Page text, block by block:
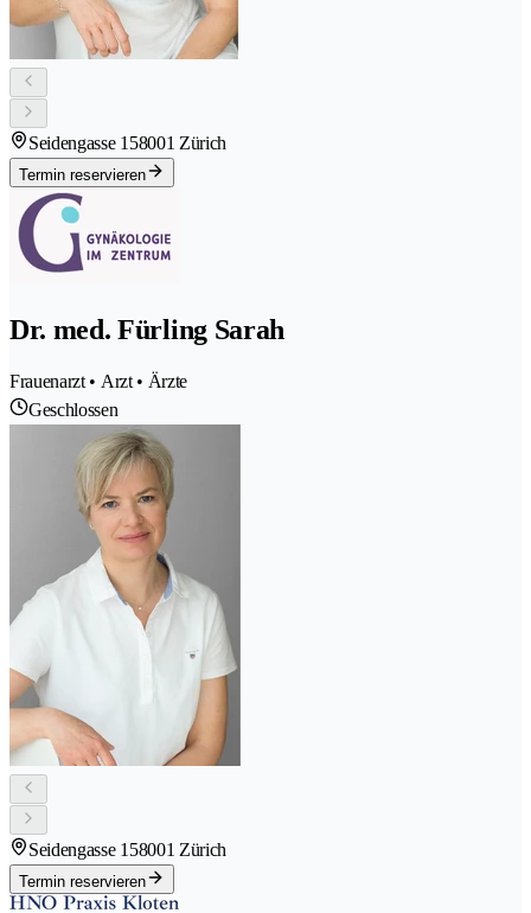
Seidengasse 158001 Zürich
Termin reservieren
Dr. med. Fürling Sarah
Frauenarzt • Arzt • Ärzte
Geschlossen
Seidengasse 158001 Zürich
Termin reservieren